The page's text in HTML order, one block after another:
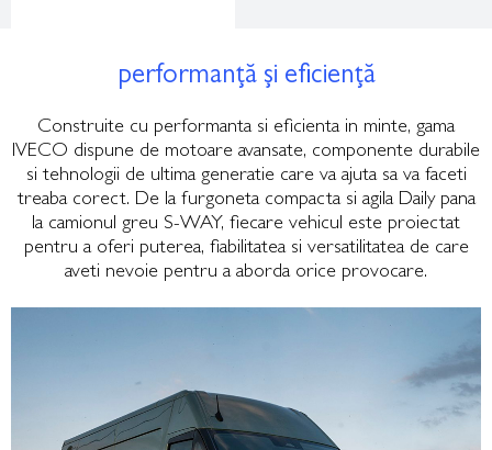
performanță și eficiență
Construite cu performanta si eficienta in minte, gama
IVECO dispune de motoare avansate, componente durabile
si tehnologii de ultima generatie care va ajuta sa va faceti
treaba corect. De la furgoneta compacta si agila Daily pana
la camionul greu S-WAY, fiecare vehicul este proiectat
pentru a oferi puterea, fiabilitatea si versatilitatea de care
aveti nevoie pentru a aborda orice provocare.